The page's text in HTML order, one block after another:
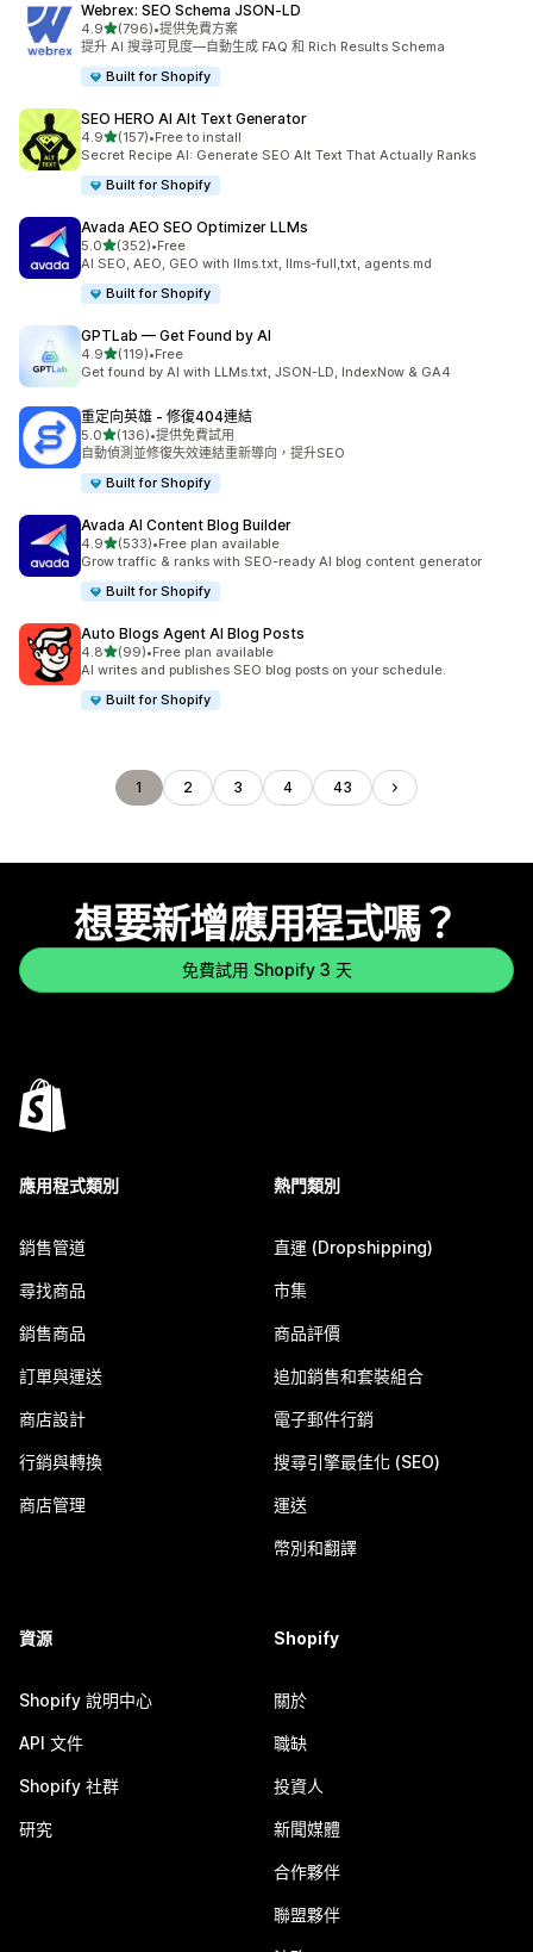
Webrex: SEO Schema JSON‑LD
4.9滿分 5 顆星
(796)
共有 796 則評價
•提供免費方案
提升 AI 搜尋可見度—自動生成 FAQ 和 Rich Results Schema
Built for Shopify
SEO HERO AI Alt Text Generator
4.9滿分 5 顆星
(157)
共有 157 則評價
•Free to install
Secret Recipe AI: Generate SEO Alt Text That Actually Ranks
Built for Shopify
Avada AEO SEO Optimizer LLMs
5.0滿分 5 顆星
(352)
共有 352 則評價
•Free
AI SEO, AEO, GEO with llms.txt, llms-full,txt, agents.md
Built for Shopify
GPTLab — Get Found by AI
4.9滿分 5 顆星
(119)
共有 119 則評價
•Free
Get found by AI with LLMs.txt, JSON-LD, IndexNow & GA4
重定向英雄 ‑ 修復404連結
5.0滿分 5 顆星
(136)
共有 136 則評價
•提供免費試用
自動偵測並修復失效連結重新導向，提升SEO
Built for Shopify
Avada AI Content Blog Builder
4.9滿分 5 顆星
(533)
共有 533 則評價
•Free plan available
Grow traffic & ranks with SEO-ready AI blog content generator
Built for Shopify
Auto Blogs Agent AI Blog Posts
4.8滿分 5 顆星
(99)
共有 99 則評價
•Free plan available
AI writes and publishes SEO blog posts on your schedule.
Built for Shopify
1 2 3 4 43
想要新增應用程式嗎？
免費試用 Shopify 3 天
應用程式類別
銷售管道
尋找商品
銷售商品
訂單與運送
商店設計
行銷與轉換
商店管理
熱門類別
直運 (Dropshipping)
市集
商品評價
追加銷售和套裝組合
電子郵件行銷
搜尋引擎最佳化 (SEO)
運送
幣別和翻譯
資源
Shopify 說明中心
API 文件
Shopify 社群
研究
Shopify
關於
職缺
投資人
新聞媒體
合作夥伴
聯盟夥伴